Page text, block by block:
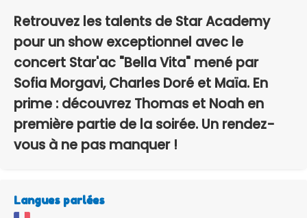
Retrouvez les talents de Star Academy
pour un show exceptionnel avec le
concert Star'ac "Bella Vita" mené par
Sofia Morgavi, Charles Doré et Maïa. En
prime : découvrez Thomas et Noah en
première partie de la soirée. Un rendez-
vous à ne pas manquer !
Langues parlées